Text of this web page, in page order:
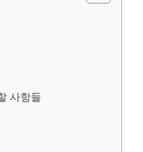
사항들